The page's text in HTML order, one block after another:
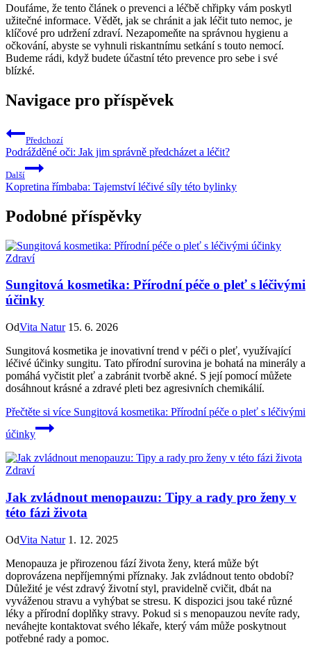
Doufáme, že tento článek o prevenci a léčbě chřipky vám poskytl
užitečné informace. Vědět, jak se chránit a jak léčit tuto nemoc, je
klíčové pro udržení zdraví. Nezapomeňte na správnou hygienu a
očkování, abyste se vyhnuli riskantnímu setkání s touto nemocí.
Budeme rádi, když budete účastní této prevence pro sebe i své
blízké.
Navigace pro příspěvek
Předchozí
Podrážděné oči: Jak jim správně předcházet a léčit?
Další
Kopretina římbaba: Tajemství léčivé síly této bylinky
Podobné příspěvky
Zdraví
Sungitová kosmetika: Přírodní péče o pleť s léčivými
účinky
OdVita Natur 15. 6. 2026
Sungitová kosmetika je inovativní trend v péči o pleť, využívající
léčivé účinky sungitu. Tato přírodní surovina je bohatá na minerály a
pomáhá vyčistit pleť a zabránit tvorbě akné. S její pomocí můžete
dosáhnout krásné a zdravé pleti bez agresivních chemikálií.
Přečtěte si více Sungitová kosmetika: Přírodní péče o pleť s léčivými
účinky
Zdraví
Jak zvládnout menopauzu: Tipy a rady pro ženy v
této fázi života
OdVita Natur 1. 12. 2025
Menopauza je přirozenou fází života ženy, která může být
doprovázena nepříjemnými příznaky. Jak zvládnout tento období?
Důležité je vést zdravý životní styl, pravidelně cvičit, dbát na
vyváženou stravu a vyhýbat se stresu. K dispozici jsou také různé
léky a přírodní doplňky stravy. Pokud si s menopauzou nevíte rady,
neváhejte kontaktovat svého lékaře, který vám může poskytnout
potřebné rady a pomoc.